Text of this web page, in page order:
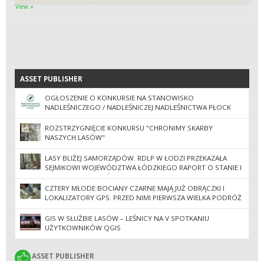
View »
ASSET PUBLISHER
ASSET PUBLISHER
OGŁOSZENIE O KONKURSIE NA STANOWISKO
NADLEŚNICZEGO / NADLEŚNICZEJ NADLEŚNICTWA PŁOCK
ROZSTRZYGNIĘCIE KONKURSU "CHRONIMY SKARBY
NASZYCH LASÓW"
LASY BLIŻEJ SAMORZĄDÓW. RDLP W ŁODZI PRZEKAZAŁA
SEJMIKOWI WOJEWÓDZTWA ŁÓDZKIEGO RAPORT O STANIE I
GOSPODARCE LASÓW
CZTERY MŁODE BOCIANY CZARNE MAJĄ JUŻ OBRĄCZKI I
LOKALIZATORY GPS. PRZED NIMI PIERWSZA WIELKA PODRÓŻ
DO AFRYKI
GIS W SŁUŻBIE LASÓW – LEŚNICY NA V SPOTKANIU
UŻYTKOWNIKÓW QGIS
ASSET PUBLISHER
ASSET PUBLISHER